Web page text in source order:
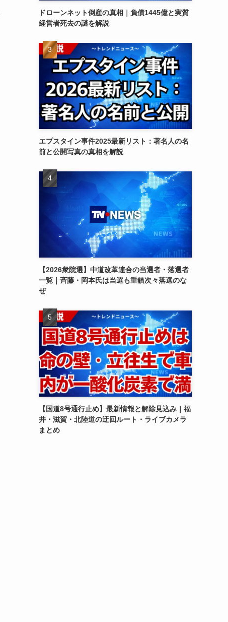
ドローンネット倒産の真相｜負債1445億と実質
経営者死去の謎を解説
エプスタイン事件2025最新リスト：著名人の名
前と公開写真の真相を解説
【2026衆院選】中道改革連合の当選者・落選者
一覧｜斉藤・岡本氏は当選も重鎮次々落選のな
ぜ
【国道8号通行止め】最新情報と解除見込み｜福
井・滋賀・北陸道の迂回ルート・ライブカメラ
まとめ